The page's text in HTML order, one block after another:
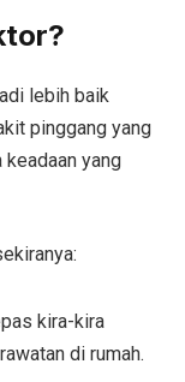
lebih baik
pinggang yang
keadaan yang
kira-kira
di rumah.